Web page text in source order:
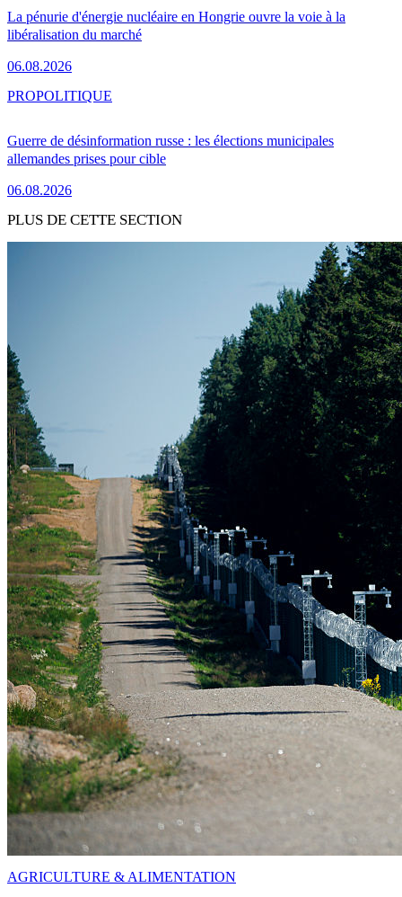
La pénurie d'énergie nucléaire en Hongrie ouvre la voie à la
libéralisation du marché
06.08.2026
Guerre de désinformation russe : les élections municipales
allemandes prises pour cible
06.08.2026
PROPOLITIQUE
PLUS DE CETTE SECTION
AGRICULTURE & ALIMENTATION